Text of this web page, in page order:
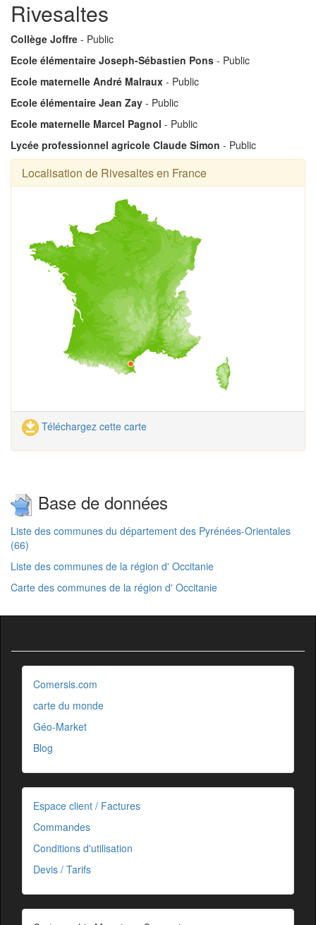
Rivesaltes
Collège Joffre - Public
Ecole élémentaire Joseph-Sébastien Pons - Public
Ecole maternelle André Malraux - Public
Ecole élémentaire Jean Zay - Public
Ecole maternelle Marcel Pagnol - Public
Lycée professionnel agricole Claude Simon - Public
Localisation de Rivesaltes en France
Téléchargez cette carte
Base de données
Liste des communes du département des Pyrénées-Orientales
(66)
Liste des communes de la région d' Occitanie
Carte des communes de la région d' Occitanie
Comersis.com
carte du monde
Géo-Market
Blog
Espace client / Factures
Commandes
Conditions d'utilisation
Devis / Tarifs